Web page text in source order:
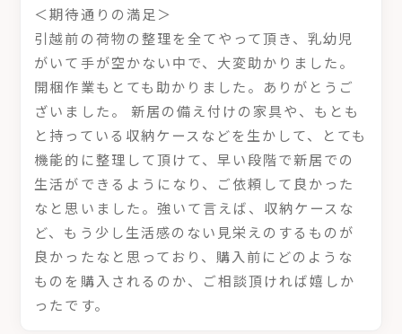
＜期待通りの満足＞
引越前の荷物の整理を全てやって頂き、乳幼児
がいて手が空かない中で、大変助かりました。
開梱作業もとても助かりました。ありがとうご
ざいました。 新居の備え付けの家具や、もとも
と持っている収納ケースなどを生かして、とても
機能的に整理して頂けて、早い段階で新居での
生活ができるようになり、ご依頼して良かった
なと思いました。強いて言えば、収納ケースな
ど、もう少し生活感のない見栄えのするものが
良かったなと思っており、購入前にどのような
ものを購入されるのか、ご相談頂ければ嬉しか
ったです。